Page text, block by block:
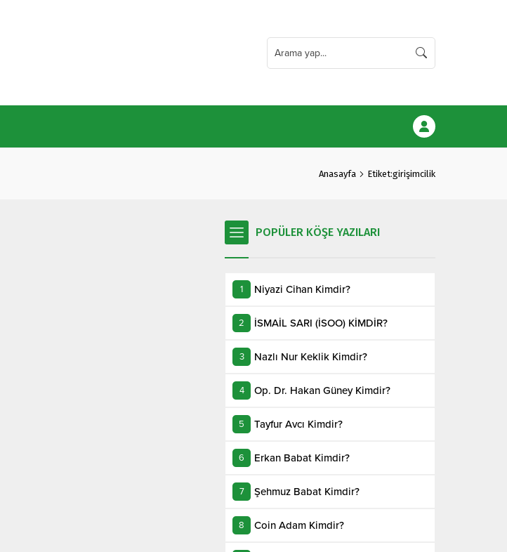
Anasayfa Etiket:girişimcilik
POPÜLER KÖŞE YAZILARI
Niyazi Cihan Kimdir?
İSMAİL SARI (İSOO) KİMDİR?
Nazlı Nur Keklik Kimdir?
Op. Dr. Hakan Güney Kimdir?
Tayfur Avcı Kimdir?
Erkan Babat Kimdir?
Şehmuz Babat Kimdir?
Coin Adam Kimdir?